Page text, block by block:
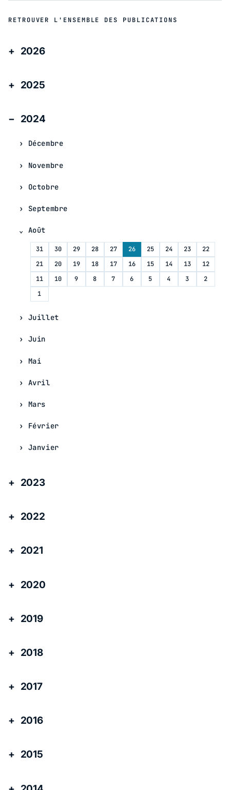
RETROUVER L'ENSEMBLE DES PUBLICATIONS
2026
2025
2024
Décembre
Novembre
Octobre
Septembre
Août
31 30 29 28 27 26 25 24 23
22
21
20 19 18 17 16 15 14 13
12
11
10 9 8 7 6 5 4 3
2
1
Juillet
Juin
Mai
Avril
Mars
Février
Janvier
2023
2022
2021
2020
2019
2018
2017
2016
2015